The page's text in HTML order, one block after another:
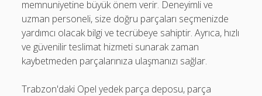
memnuniyetine büyük önem verir. Deneyimli ve
uzman personeli, size doğru parçaları seçmenizde
yardımcı olacak bilgi ve tecrübeye sahiptir. Ayrıca, hızlı
ve güvenilir teslimat hizmeti sunarak zaman
kaybetmeden parçalarınıza ulaşmanızı sağlar.
Trabzon'daki Opel yedek parça deposu, parça